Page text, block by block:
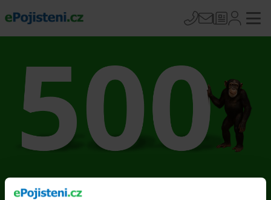
Na stránce se vyskytla